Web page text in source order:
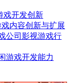
戏开发创新
内容创新与扩展
公司影视游戏行
游戏开发能力